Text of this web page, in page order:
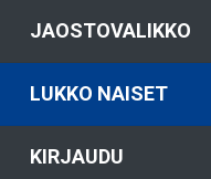
JAOSTOVALIKKO
LUKKO NAISET
KIRJAUDU